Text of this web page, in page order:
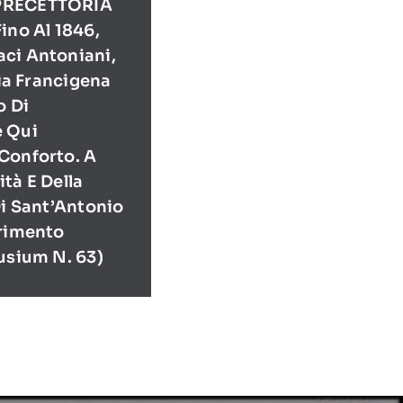
Al 1846,
Antoniani,
Francigena
Di
Qui
A
E Della
Sant’Antonio
N. 63)